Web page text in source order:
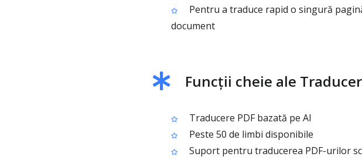
Pentru a traduce rapid o singură
document
Funcții cheie ale
Traducere PDF bazată pe AI
Peste 50 de limbi disponibile
Suport pentru traducerea PDF-urilor